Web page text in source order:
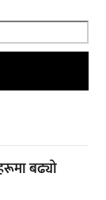
बढ्यो